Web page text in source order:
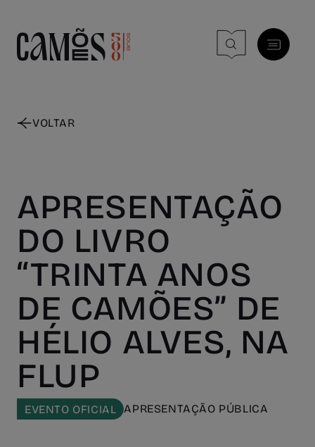
VOLTAR
APRESENTAÇÃO
DO LIVRO
“TRINTA ANOS
DE CAMÕES” DE
HÉLIO ALVES, NA
FLUP
EVENTO OFICIAL APRESENTAÇÃO PÚBLICA